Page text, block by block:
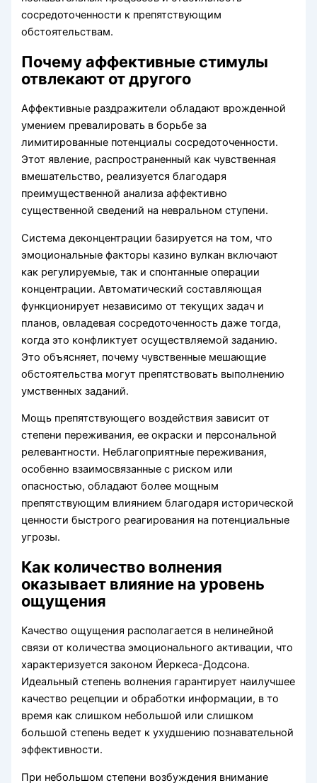
сосредоточенности к препятствующим
обстоятельствам.
Почему аффективные стимулы
отвлекают от другого
Аффективные раздражители обладают врожденной
умением превалировать в борьбе за
лимитированные потенциалы сосредоточенности.
Этот явление, распространенный как чувственная
вмешательство, реализуется благодаря
преимущественной анализа аффективно
существенной сведений на невральном ступени.
Система деконцентрации базируется на том, что
эмоциональные факторы казино вулкан включают
как регулируемые, так и спонтанные операции
концентрации. Автоматический составляющая
функционирует независимо от текущих задач и
планов, овладевая сосредоточенность даже тогда,
когда это конфликтует осуществляемой заданию.
Это объясняет, почему чувственные мешающие
обстоятельства могут препятствовать выполнению
умственных заданий.
Мощь препятствующего воздействия зависит от
степени переживания, ее окраски и персональной
релевантности. Неблагоприятные переживания,
особенно взаимосвязанные с риском или
опасностью, обладают более мощным
препятствующим влиянием благодаря исторической
ценности быстрого реагирования на потенциальные
угрозы.
Как количество волнения
оказывает влияние на уровень
ощущения
Качество ощущения располагается в нелинейной
связи от количества эмоционального активации, что
характеризуется законом Йеркеса-Додсона.
Идеальный степень волнения гарантирует наилучшее
качество рецепции и обработки информации, в то
время как слишком небольшой или слишком
большой степень ведет к ухудшению познавательной
эффективности.
При небольшом степени возбуждения внимание